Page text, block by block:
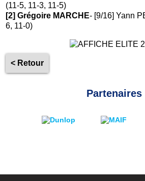
(11-5, 11-3, 11-5)
[2] Grégoire MARCHE- [9/16] Yann
6, 11-0)
< Retour
Partenaires